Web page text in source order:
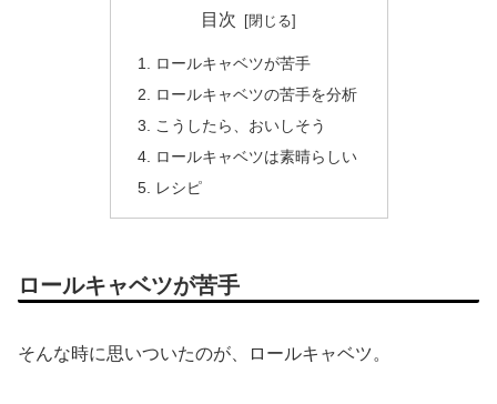
目次
ロールキャベツが苦手
ロールキャベツの苦手を分析
こうしたら、おいしそう
ロールキャベツは素晴らしい
レシピ
ロールキャベツが苦手
そんな時に思いついたのが、ロールキャベツ。